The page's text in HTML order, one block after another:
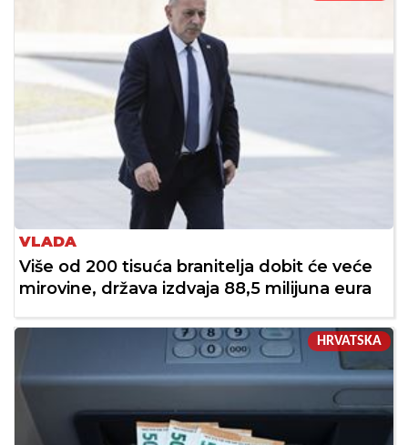
VLADA
Više od 200 tisuća branitelja dobit će veće
mirovine, država izdvaja 88,5 milijuna eura
HRVATSKA